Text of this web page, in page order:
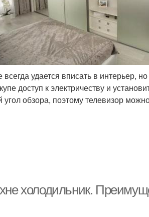
удается вписать в интерьер,
доступ к электричеству и
обзора, поэтому телевизор
холодильник.